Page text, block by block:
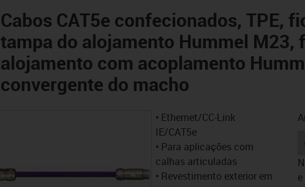
Cabos CAT5e confecionados, TPE,
tampa do alojamento Hummel M23,
alojamento com acoplamento
convergente do macho
• Ethernet/CC-Link
IE/CAT5e
• Para aplicações com
calhas articuladas
• Revestimento exterior em